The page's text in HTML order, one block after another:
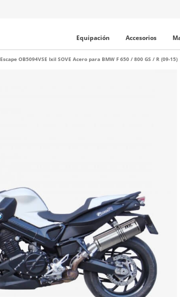
Equipación Accesorios
Escape OB5094VSE Ixil SOVE Acero para BMW F 650 / 800 GS / R (09-15)